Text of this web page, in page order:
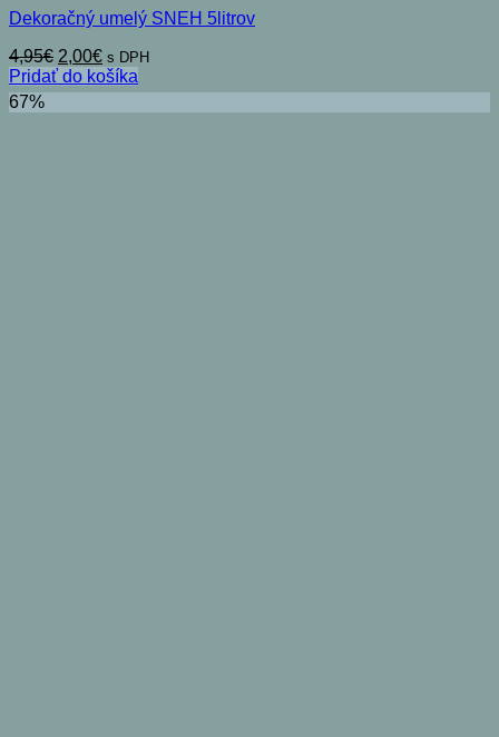
Dekoračný umelý SNEH 5litrov
4,95€ Pôvodná
cena
bola:
4,95€.
2,00€Aktuálna
cena
je:
2,00€.
s DPH
Pridať do košíka
67%